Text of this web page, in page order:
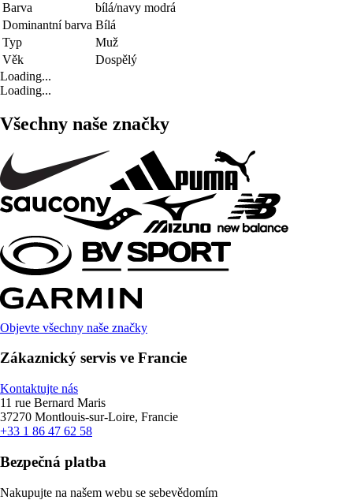
Barva
bílá/navy modrá
Dominantní barva Bílá
Typ
Muž
Věk
Dospělý
Loading...
Loading...
Všechny naše značky
Objevte všechny naše značky
Zákaznický servis ve Francie
Kontaktujte nás
11 rue Bernard Maris
37270 Montlouis-sur-Loire, Francie
+33 1 86 47 62 58
Bezpečná platba
Nakupujte na našem webu se sebevědomím